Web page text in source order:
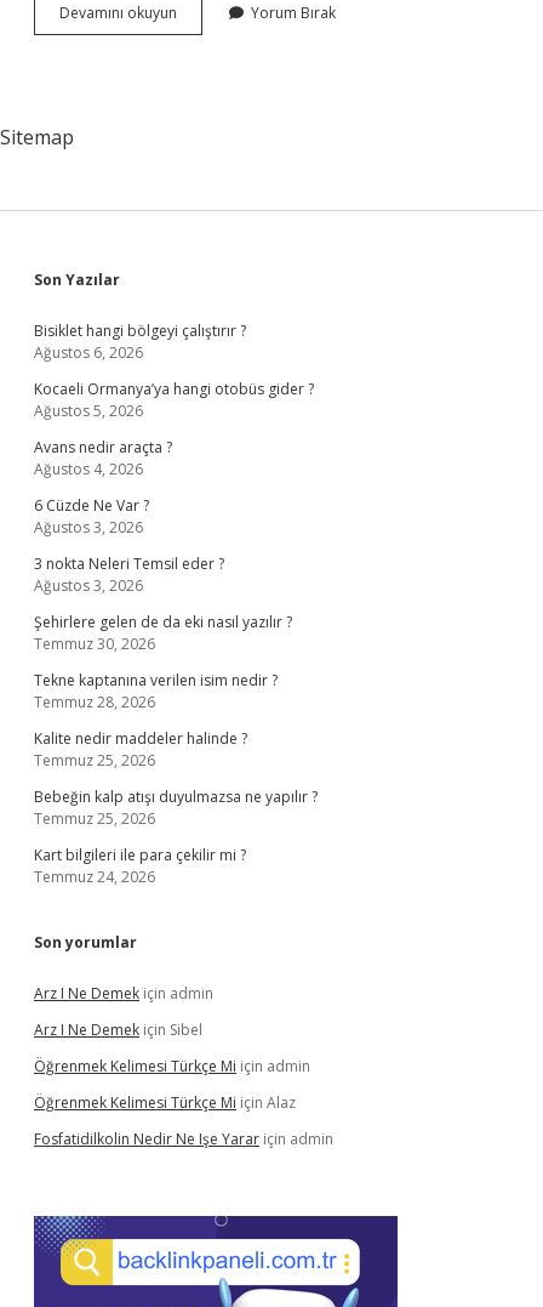
Devamını okuyun Ispanyada
Real
Yorum Bırak
Sitemap
Sidebar
Son Yazılar
Bisiklet hangi bölgeyi çalıştırır ?
Ağustos 6, 2026
Kocaeli Ormanya’ya hangi otobüs gider ?
Ağustos 5, 2026
Avans nedir araçta ?
Ağustos 4, 2026
6 Cüzde Ne Var ?
Ağustos 3, 2026
3 nokta Neleri Temsil eder ?
Ağustos 3, 2026
Şehirlere gelen de da eki nasıl yazılır ?
Temmuz 30, 2026
Tekne kaptanına verilen isim nedir ?
Temmuz 28, 2026
Kalite nedir maddeler halinde ?
Temmuz 25, 2026
Bebeğin kalp atışı duyulmazsa ne yapılır ?
Temmuz 25, 2026
Kart bilgileri ile para çekilir mi ?
Temmuz 24, 2026
Son yorumlar
Arz I Ne Demek için admin
Arz I Ne Demek için Sibel
Öğrenmek Kelimesi Türkçe Mi için admin
Öğrenmek Kelimesi Türkçe Mi için Alaz
Fosfatidilkolin Nedir Ne Işe Yarar için admin